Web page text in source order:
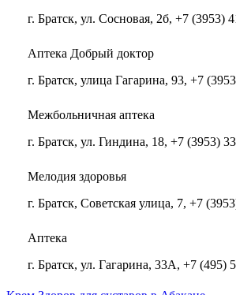
г. Братск, ул. Сосновая, 2б, +7 (3953)
Аптека Добрый доктор
г. Братск, улица Гагарина, 93, +7
Межбольничная аптека
г. Братск, ул. Гиндина, 18, +7 (3953)
Мелодия здоровья
г. Братск, Советская улица, 7, +7
Аптека
г. Братск, ул. Гагарина, 33А, +7 (495)